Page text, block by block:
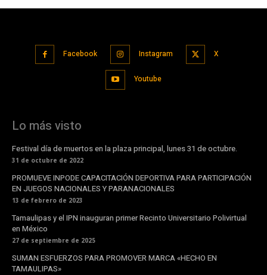
Facebook Instagram X
Youtube
Lo más visto
Festival día de muertos en la plaza principal, lunes 31 de octubre.
31 de octubre de 2022
PROMUEVE INPODE CAPACITACIÓN DEPORTIVA PARA PARTICIPACIÓN
EN JUEGOS NACIONALES Y PARANACIONALES
13 de febrero de 2023
Tamaulipas y el IPN inauguran primer Recinto Universitario Polivirtual
en México
27 de septiembre de 2025
SUMAN ESFUERZOS PARA PROMOVER MARCA «HECHO EN
TAMAULIPAS»